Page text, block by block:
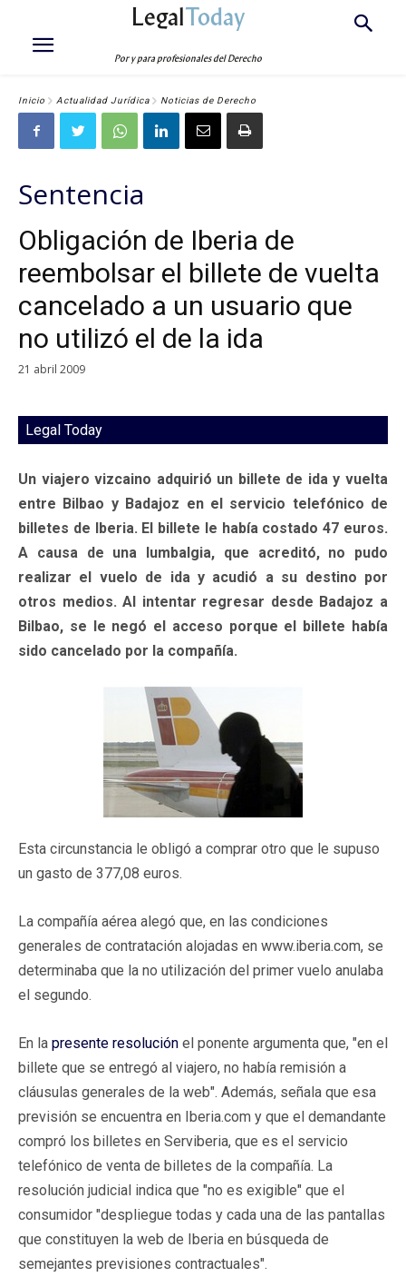
LegalToday
Por y para profesionales del Derecho
Inicio Actualidad Jurídica Noticias de Derecho
Sentencia
Obligación de Iberia de
reembolsar el billete de vuelta
cancelado a un usuario que
no utilizó el de la ida
21 abril 2009
Legal Today
Un viajero vizcaino adquirió un billete de ida y vuelta
entre Bilbao y Badajoz en el servicio telefónico de
billetes de Iberia. El billete le había costado 47 euros.
A causa de una lumbalgia, que acreditó, no pudo
realizar el vuelo de ida y acudió a su destino por
otros medios. Al intentar regresar desde Badajoz a
Bilbao, se le negó el acceso porque el billete había
sido cancelado por la compañía.
Esta circunstancia le obligó a comprar otro que le supuso
un gasto de 377,08 euros.
La compañía aérea alegó que, en las condiciones
generales de contratación alojadas en www.iberia.com, se
determinaba que la no utilización del primer vuelo anulaba
el segundo.
En la presente resolución el ponente argumenta que, "en el
billete que se entregó al viajero, no había remisión a
cláusulas generales de la web". Además, señala que esa
previsión se encuentra en Iberia.com y que el demandante
compró los billetes en Serviberia, que es el servicio
telefónico de venta de billetes de la compañía. La
resolución judicial indica que "no es exigible" que el
consumidor "despliegue todas y cada una de las pantallas
que constituyen la web de Iberia en búsqueda de
semejantes previsiones contractuales".